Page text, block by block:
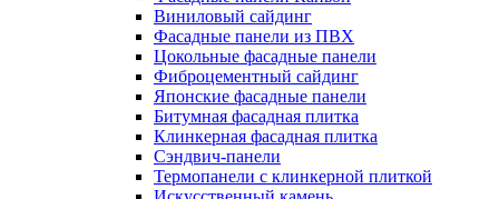
Виниловый сайдинг
Фасадные панели из ПВХ
Цокольные фасадные панели
Фиброцементный сайдинг
Японские фасадные панели
Битумная фасадная плитка
Клинкерная фасадная плитка
Сэндвич-панели
Термопанели с клинкерной плиткой